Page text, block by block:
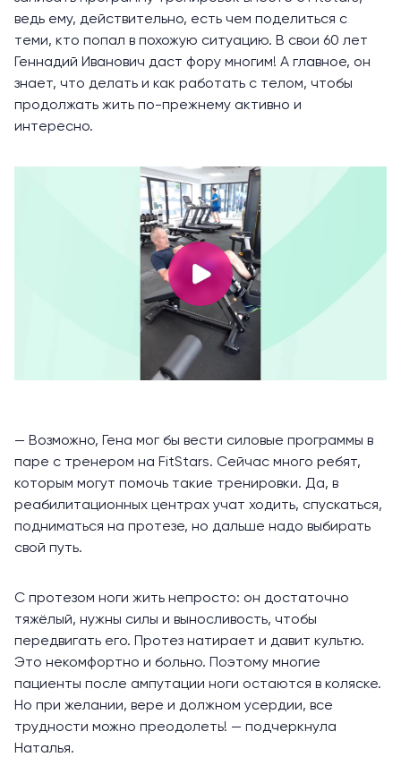
ведь ему, действительно, есть чем поделиться с
теми, кто попал в похожую ситуацию. В свои 60 лет
Геннадий Иванович даст фору многим! А главное, он
знает, что делать и как работать с телом, чтобы
продолжать жить по-прежнему активно и
интересно.
— Возможно, Гена мог бы вести силовые программы в
паре с тренером на FitStars. Сейчас много ребят,
которым могут помочь такие тренировки. Да, в
реабилитационных центрах учат ходить, спускаться,
подниматься на протезе, но дальше надо выбирать
свой путь.
С протезом ноги жить непросто: он достаточно
тяжёлый, нужны силы и выносливость, чтобы
передвигать его. Протез натирает и давит культю.
Это некомфортно и больно. Поэтому многие
пациенты после ампутации ноги остаются в коляске.
Но при желании, вере и должном усердии, все
трудности можно преодолеть! — подчеркнула
Наталья.